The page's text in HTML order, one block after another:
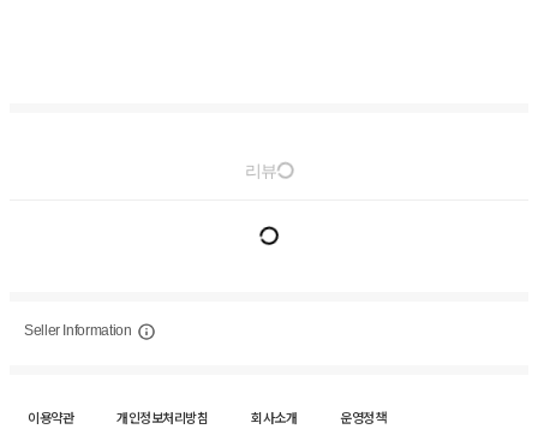
리뷰
Seller Information
이용약관 개인정보처리방침 회사소개
운영정책